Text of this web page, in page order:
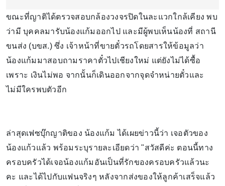
ขณะที่ญาติได้ตรวจสอบกล้องวงจรปิดในละแวกใกล้เคียง พบ
ว่ามี บุคคลมารับน้องแก้มออกไป และมีผู้พบเห็นน้องที่ สถานี
ขนส่ง (บขส.) ซึ่ง เจ้าหน้าที่ขายตั๋วรถโดยสารให้ข้อมูลว่า
น้องแก้มมาสอบถามราคาตั๋วไปเชียงใหม่ แต่ยังไม่ได้ซื้อ
เพราะ เงินไม่พอ จากนั้นก็เดินออกจากจุดจำหน่ายตั๋วและ
ไม่มีใครพบตัวอีก
ล่าสุดเฟซบุ๊กญาติของ น้องแก้ม ได้เผยข่าวนี้ว่า เจอตัวของ
น้องแก้วแล้ว พร้อมระบุรายละเอียดว่า "สวัสดีค่ะ ตอนนี้ทาง
ครอบครัวได้เจอน้องแก้มอันเป็นที่รักของครอบครัวแล้วนะ
คะ และได้ไปกับแฟนจริงๆ หลังจากส่งของให้ลูกค้าเสร็จแล้ว